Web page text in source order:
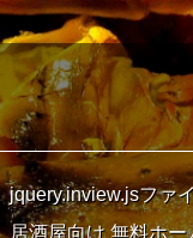
jquery.inview.jsファ
居酒屋向け 無料ホ